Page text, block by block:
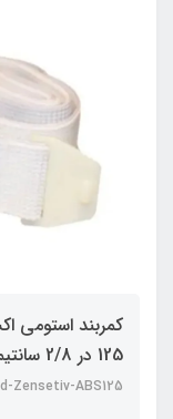
125 در 2/8 سانتیمتر ABS125
Zensetiv-ABS125